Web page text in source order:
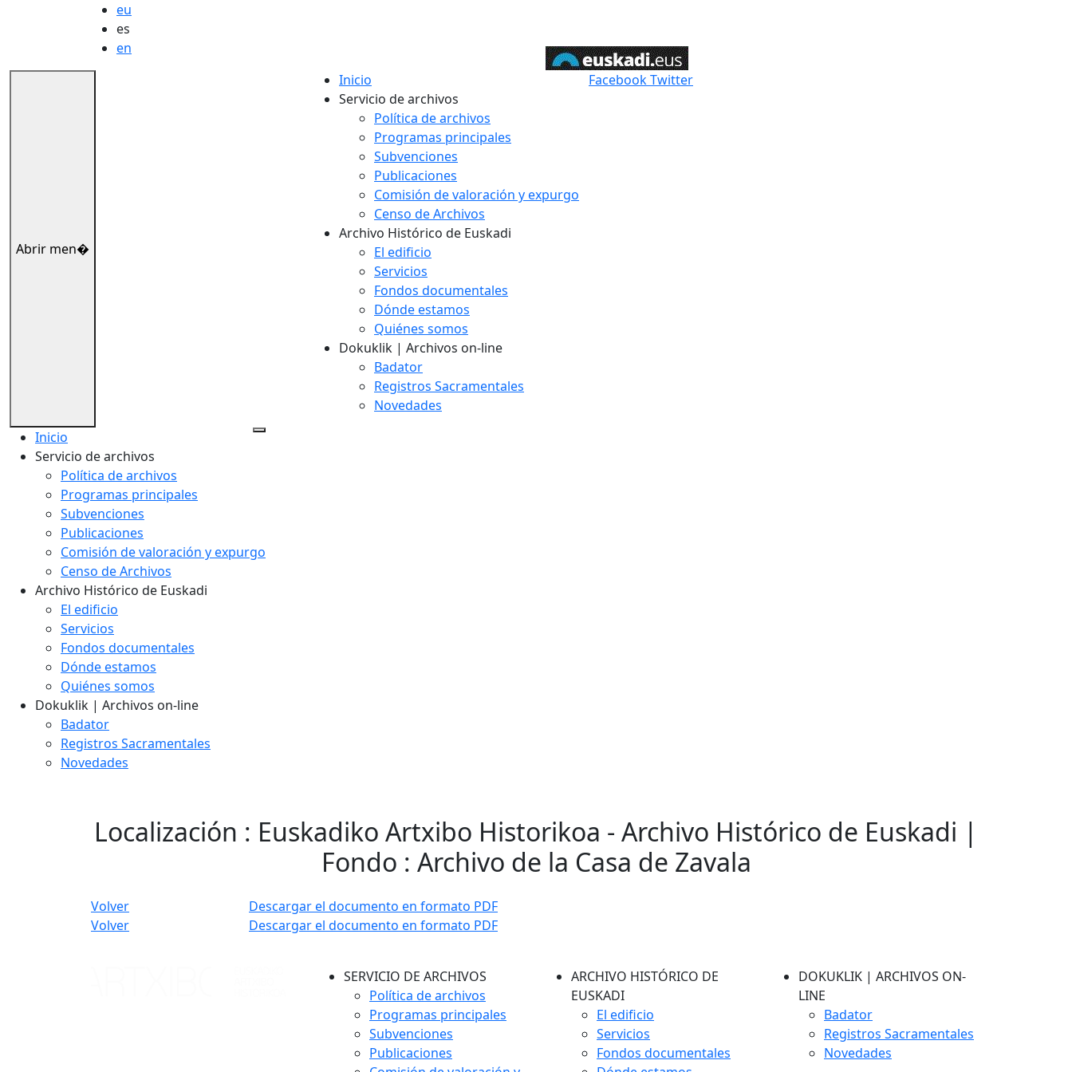
eu
es
en
Abrir men�
Inicio
Servicio de archivos
Política de archivos
Programas principales
Subvenciones
Publicaciones
Comisión de valoración y expurgo
Censo de Archivos
Archivo Histórico de Euskadi
El edificio
Servicios
Fondos documentales
Dónde estamos
Quiénes somos
Dokuklik | Archivos on-line
Badator
Registros Sacramentales
Novedades
FacebookTwitter
Inicio
Servicio de archivos
Política de archivos
Programas principales
Subvenciones
Publicaciones
Comisión de valoración y expurgo
Censo de Archivos
Archivo Histórico de Euskadi
El edificio
Servicios
Fondos documentales
Dónde estamos
Quiénes somos
Dokuklik | Archivos on-line
Badator
Registros Sacramentales
Novedades
Localización : Euskadiko Artxibo Historikoa - Archivo Histórico de Euskadi |
Fondo : Archivo de la Casa de Zavala
Volver
Descargar el documento en formato PDF
Volver
Descargar el documento en formato PDF
SERVICIO DE ARCHIVOS
Política de archivos
Programas principales
Subvenciones
Publicaciones
ARCHIVO HISTÓRICO DE
EUSKADI
El edificio
Servicios
Fondos documentales
DOKUKLIK | ARCHIVOS ON-
LINE
Badator
Registros Sacramentales
Novedades